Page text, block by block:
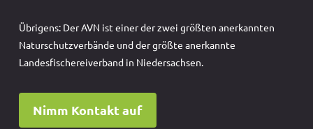
Übrigens: Der AVN ist einer der zwei größten anerkannten
Naturschutzverbände und der größte anerkannte
Landesfischereiverband in Niedersachsen.
Nimm Kontakt auf